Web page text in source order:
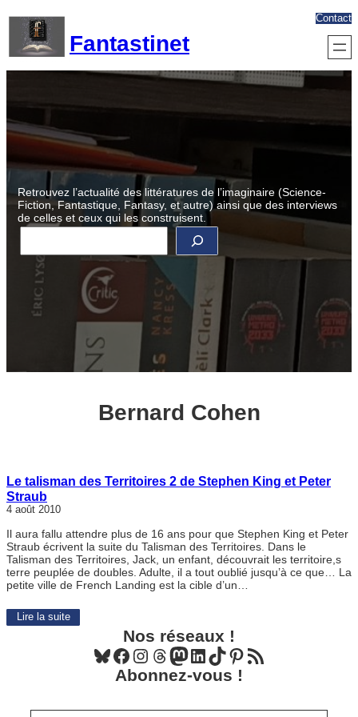
contenu
Fantastinet
Contact
Retrouvez l’actualité des littératures de l’imaginaire (Science-
Fiction, Fantastique, Fantasy, et autre) ainsi que des interviews
de celles et ceux qui les construisent.
R
c
Bernard Cohen
Le talisman des Territoires 2 de Stephen King et Peter
Straub
4 août 2010
Il aura fallu attendre plus de 16 ans pour que Stephen King et Peter
Straub écrivent la suite du Talisman des Territoires. Dans le
Talisman des Territoires, Jack, un enfant, découvrait les territoire,s
terre peuplée de doubles. Adulte, il a tout oublié jusqu’à ce que… La
petite ville de French Landing est la cible d’un…
Lire la suite
Nos réseaux !
Bluesky Facebook Instagram Threads Mastodon LinkedIn TikTok Pinterest Flux RSS
Abonnez-vous !